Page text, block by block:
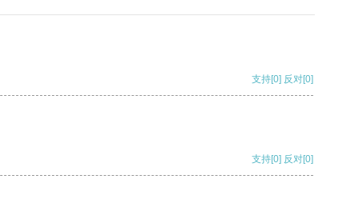
支持[0] 反对[0]
支持[0] 反对[0]